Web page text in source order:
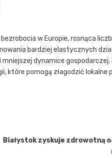
w Europie, rosnąca
bardziej elastycznych
dynamice
które pomogą złagodzić lokalne
Białystok zyskuje zdrowotną